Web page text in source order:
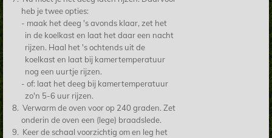
heb je twee opties:
- maak het deeg 's avonds klaar, zet het
in de koelkast en laat het daar een nacht
rijzen. Haal het 's ochtends uit de
koelkast en laat bij kamertemperatuur
nog een uurtje rijzen.
- of: laat het deeg bij kamertemperatuur
zo'n 5-6 uur rijzen.
8. Verwarm de oven voor op 240 graden. Zet
onderin de oven een (lege) braadslede.
9. Keer de schaal voorzichtig om en leg het